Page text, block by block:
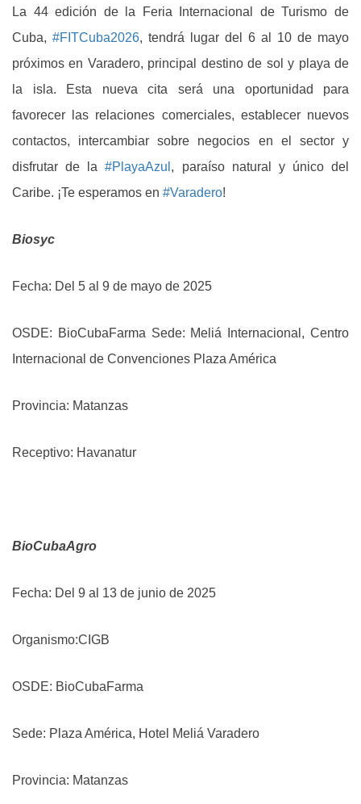
La 44 edición de la Feria Internacional de Turismo de
Cuba, #FITCuba2026, tendrá lugar del 6 al 10 de mayo
próximos en Varadero, principal destino de sol y playa de
la isla. Esta nueva cita será una oportunidad para
favorecer las relaciones comerciales, establecer nuevos
contactos, intercambiar sobre negocios en el sector y
disfrutar de la#PlayaAzul , paraíso natural y único del
Caribe. ¡Te esperamos en #Varadero!
Biosyc
Fecha: Del 5 al 9 de mayo de 2025
OSDE: BioCubaFarma Sede: Meliá Internacional, Centro
Internacional de Convenciones Plaza América
Provincia: Matanzas
Receptivo: Havanatur
BioCubaAgro
Fecha: Del 9 al 13 de junio de 2025
Organismo:CIGB
OSDE: BioCubaFarma
Sede: Plaza América, Hotel Meliá Varadero
Provincia: Matanzas